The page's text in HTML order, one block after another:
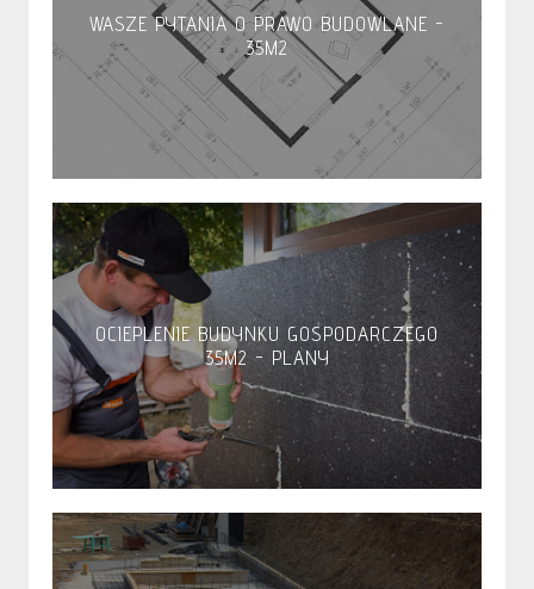
WASZE PYTANIA O PRAWO BUDOWLANE -
35M2
OCIEPLENIE BUDYNKU GOSPODARCZEGO
35M2 - PLANY